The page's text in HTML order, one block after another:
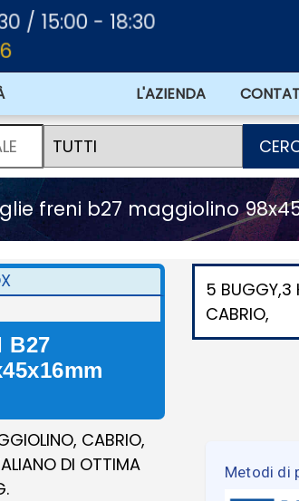
/ 15:00 - 18:30
L'AZIENDA
freni b27 maggiolino
B27
CABRIO,
DI OTTIMA
5 BUGGY,3
CABRIO,
Metodi di